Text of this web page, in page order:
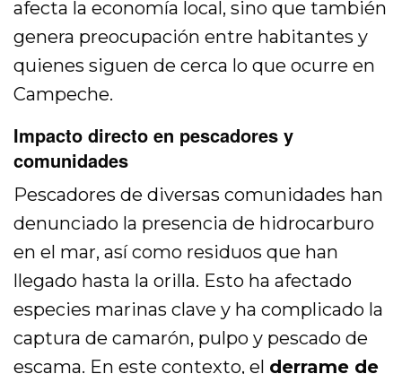
afecta la economía local, sino que también
genera preocupación entre habitantes y
quienes siguen de cerca lo que ocurre en
Campeche.
Impacto directo en pescadores y
comunidades
Pescadores de diversas comunidades han
denunciado la presencia de hidrocarburo
en el mar, así como residuos que han
llegado hasta la orilla. Esto ha afectado
especies marinas clave y ha complicado la
captura de camarón, pulpo y pescado de
escama. En este contexto, el derrame de